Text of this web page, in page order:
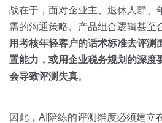
战在于，面对企业主、退休人群、
需的沟通策略、产品组合逻辑甚至
用考核年轻客户的话术标准去评测
置能力，或用企业税务规划的深度
会导致评测失真。
因此，AI陪练的评测维度必须建立